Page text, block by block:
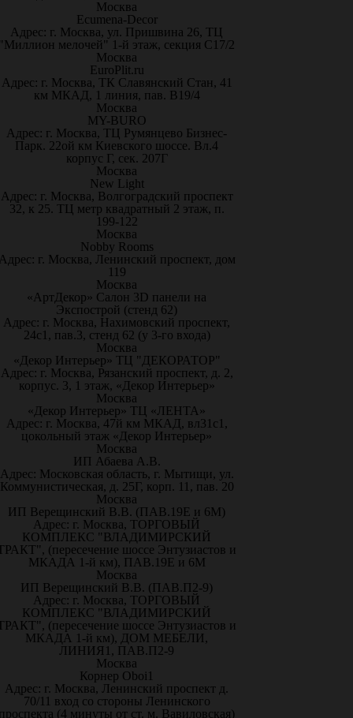
Москва
Ecumena-Decor
Адрес: г. Москва, ул. Пришвина 26, ТЦ
мелочей" 1-й этаж, секция С17/2
Москва
EuroPlit.ru
Адрес: г. Москва, ТК Славянский Стан, 41
км МКАД, 1 линия, пав. В19/4
Москва
MY-BURO
Адрес: г. Москва, ТЦ Румянцево Бизнес-
Парк. 22ой км Киевского шоссе. Вл.4
корпус Г, сек. 207Г
Москва
New Light
Адрес: г. Москва, Волгоградский проспект
32, к 25. ТЦ метр квадратный 2 этаж, п.
199-122
Москва
Nobby Rooms
г. Москва, Ленинский проспект, дом
119
Москва
«АртДекор» Салон 3D панели на
Экспострой (стенд 62)
Адрес: г. Москва, Нахимовский проспект,
24с1, пав.3, стенд 62 (у 3-го входа)
Москва
«Декор Интерьер» ТЦ "ДЕКОРАТОР"
Адрес: г. Москва, Рязанский проспект, д. 2,
корпус. 3, 1 этаж, «Декор Интерьер»
Москва
«Декор Интерьер» ТЦ «ЛЕНТА»
Адрес: г. Москва, 47й км МКАД, вл31с1,
цокольный этаж «Декор Интерьер»
Москва
ИП Абаева А.В.
Адрес: Московская область, г. Мытищи, ул.
Коммунистическая, д. 25Г, корп. 11, пав. 20
Москва
ИП Верещинский В.В. (ПАВ.19Е и 6М)
Адрес: г. Москва, ТОРГОВЫЙ
КОМПЛЕКС "ВЛАДИМИРСКИЙ
(пересечение шоссе Энтузиастов и
МКАДА 1-й км), ПАВ.19Е и 6М
Москва
ИП Верещинский В.В. (ПАВ.П2-9)
Адрес: г. Москва, ТОРГОВЫЙ
КОМПЛЕКС "ВЛАДИМИРСКИЙ
(пересечение шоссе Энтузиастов и
МКАДА 1-й км), ДОМ МЕБЕЛИ,
ЛИНИЯ1, ПАВ.П2-9
Москва
Корнер Oboi1
Адрес: г. Москва, Ленинский проспект д.
70/11 вход со стороны Ленинского
(4 минуты от ст. м. Вавиловская)